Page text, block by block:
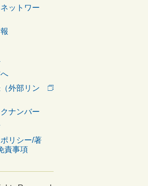
ットワー
外部リン
ナンバー
リシー/著
責事項